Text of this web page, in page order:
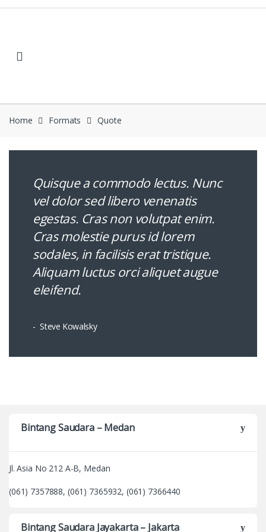
Home Formats Quote
Quisque a commodo lectus. Nunc
vel dolor sed libero venenatis
egestas. Cras non volutpat enim.
Cras molestie purus id lorem
sodales, in facilisis erat tristique.
Aliquam luctus orci aliquet augue
eleifend.
Steve Kowalsky
Bintang Saudara – Medan
Jl. Asia No 212 A-B, Medan
(061) 7357888, (061) 7365932, (061) 7366440
Bintang Saudara Jayakarta – Jakarta